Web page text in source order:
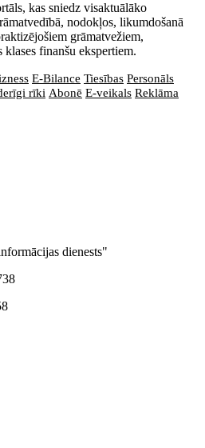
kas sniedz visaktuālāko
nodokļos, likumdošanā
grāmatvežiem,
finanšu ekspertiem.
E-Bilance Tiesības Personāls
rīki Abonē E-veikals Reklāma
dienests"